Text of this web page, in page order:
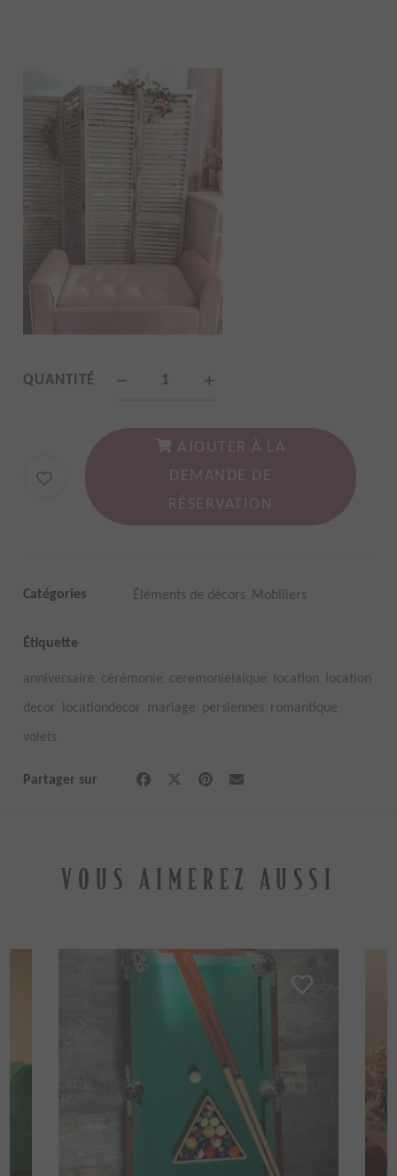
QUANTITÉ
Paravent
bois
style
quantity
AJOUTER À LA
DEMANDE DE
RÉSERVATION
Catégories Éléments de décors Mobiliers
Étiquette
anniversaire cérémonie ceremonielaique location location
decor locationdecor mariage persiennes romantique
volets
Partager sur
VOUS AIMEREZ AUSSI